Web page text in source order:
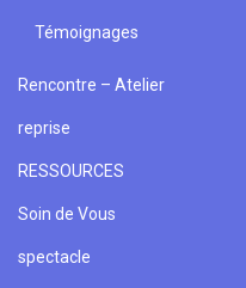
Témoignages
Rencontre – Atelier
reprise
RESSOURCES
Soin de Vous
spectacle